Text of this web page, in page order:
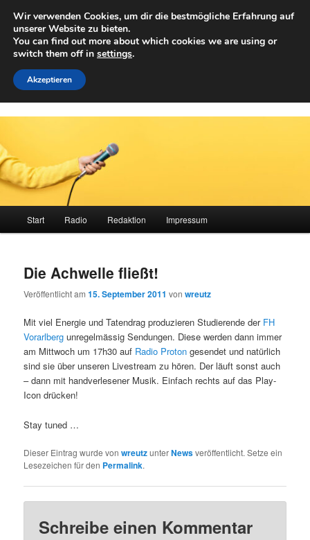
primären
Inhalt
springenAchwelle
Campus Medien der Fachhochschule Vorarlberg
Start Radio Redaktion Impressum
Die Achwelle fließt!
Veröffentlicht am15. September 2011 vonwreutz
Mit viel Energie und Tatendrag produzieren Studierende der FH
Vorarlberg unregelmässig Sendungen. Diese werden dann immer
am Mittwoch um 17h30 auf Radio Proton gesendet und natürlich
sind sie über unseren Livestream zu hören. Der läuft sonst auch
– dann mit handverlesener Musik. Einfach rechts auf das Play-
Icon drücken!
Stay tuned …
Dieser Eintrag wurde vonwreutzunterNewsveröffentlicht. Setze ein
Lesezeichen für den Permalink.
Schreibe einen Kommentar
Wir verwenden Cookies, um dir die bestmögliche Erfahrung auf
unserer Website zu bieten.
You can find out more about which cookies we are using or
switch them off in settings.
Akzeptieren